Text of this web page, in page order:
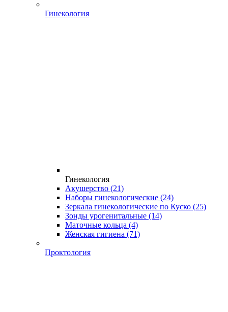
Гинекология
Гинекология
Акушерство (21)
Наборы гинекологические (24)
Зеркала гинекологические по Куско (25)
Зонды урогенитальные (14)
Маточные кольца (4)
Женская гигиена (71)
Проктология